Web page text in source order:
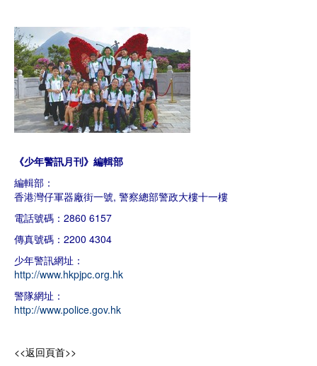
《少年警訊月刊》編輯部
編輯部：
香港灣仔軍器廠街一號, 警察總部警政大樓十一樓
電話號碼：2860 6157
傳真號碼：2200 4304
少年警訊網址：
http://www.hkpjpc.org.hk
警隊網址：
http://www.police.gov.hk
<<返回頁首>>